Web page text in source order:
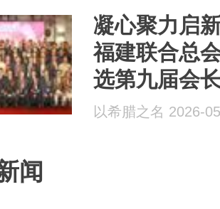
凝心聚力启
福建联合总
选第九届会
以希腊之名 2026-
闻